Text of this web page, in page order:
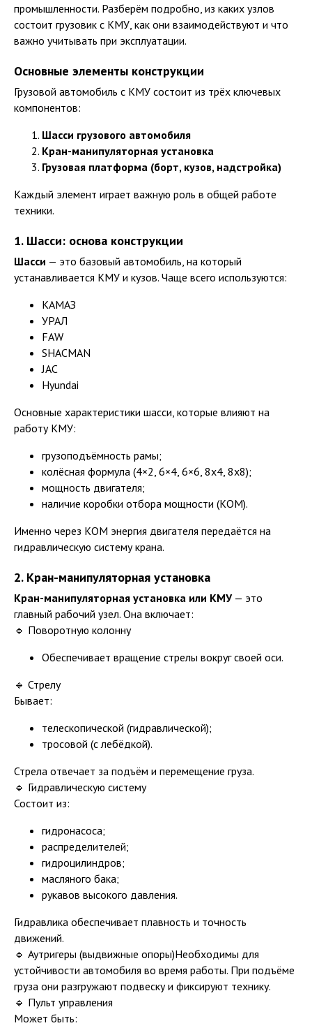
промышленности. Разберём подробно, из каких узлов
состоит грузовик с КМУ, как они взаимодействуют и что
важно учитывать при эксплуатации.
Основные элементы конструкции
Грузовой автомобиль с КМУ состоит из трёх ключевых
компонентов:
Шасси грузового автомобиля
Кран-манипуляторная установка
Грузовая платформа (борт, кузов, надстройка)
Каждый элемент играет важную роль в общей работе
техники.
1. Шасси: основа конструкции
Шасси — это базовый автомобиль, на который
устанавливается КМУ и кузов. Чаще всего используются:
КАМАЗ
УРАЛ
FAW
SHACMAN
JAC
Hyundai
Основные характеристики шасси, которые влияют на
работу КМУ:
грузоподъёмность рамы;
колёсная формула (4×2, 6×4, 6×6, 8х4, 8х8);
мощность двигателя;
наличие коробки отбора мощности (КОМ).
Именно через КОМ энергия двигателя передаётся на
гидравлическую систему крана.
2. Кран-манипуляторная установка
Кран-манипуляторная установка или КМУ— это
главный рабочий узел. Она включает:
🔹 Поворотную колонну
Обеспечивает вращение стрелы вокруг своей оси.
🔹 Стрелу
Бывает:
телескопической (гидравлической);
тросовой (с лебёдкой).
Стрела отвечает за подъём и перемещение груза.
🔹 Гидравлическую систему
Состоит из:
гидронасоса;
распределителей;
гидроцилиндров;
масляного бака;
рукавов высокого давления.
Гидравлика обеспечивает плавность и точность
движений.
🔹 Аутригеры (выдвижные опоры)Необходимы для
устойчивости автомобиля во время работы. При подъёме
груза они разгружают подвеску и фиксируют технику.
🔹 Пульт управления
Может быть: